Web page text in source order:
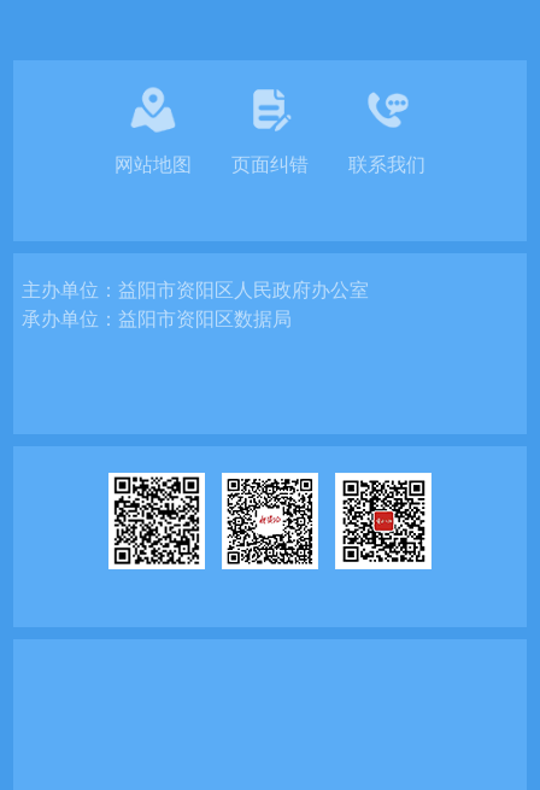
网站地图 页面纠错 联系我们
主办单位：益阳市资阳区人民政府办公室
承办单位：益阳市资阳区数据局